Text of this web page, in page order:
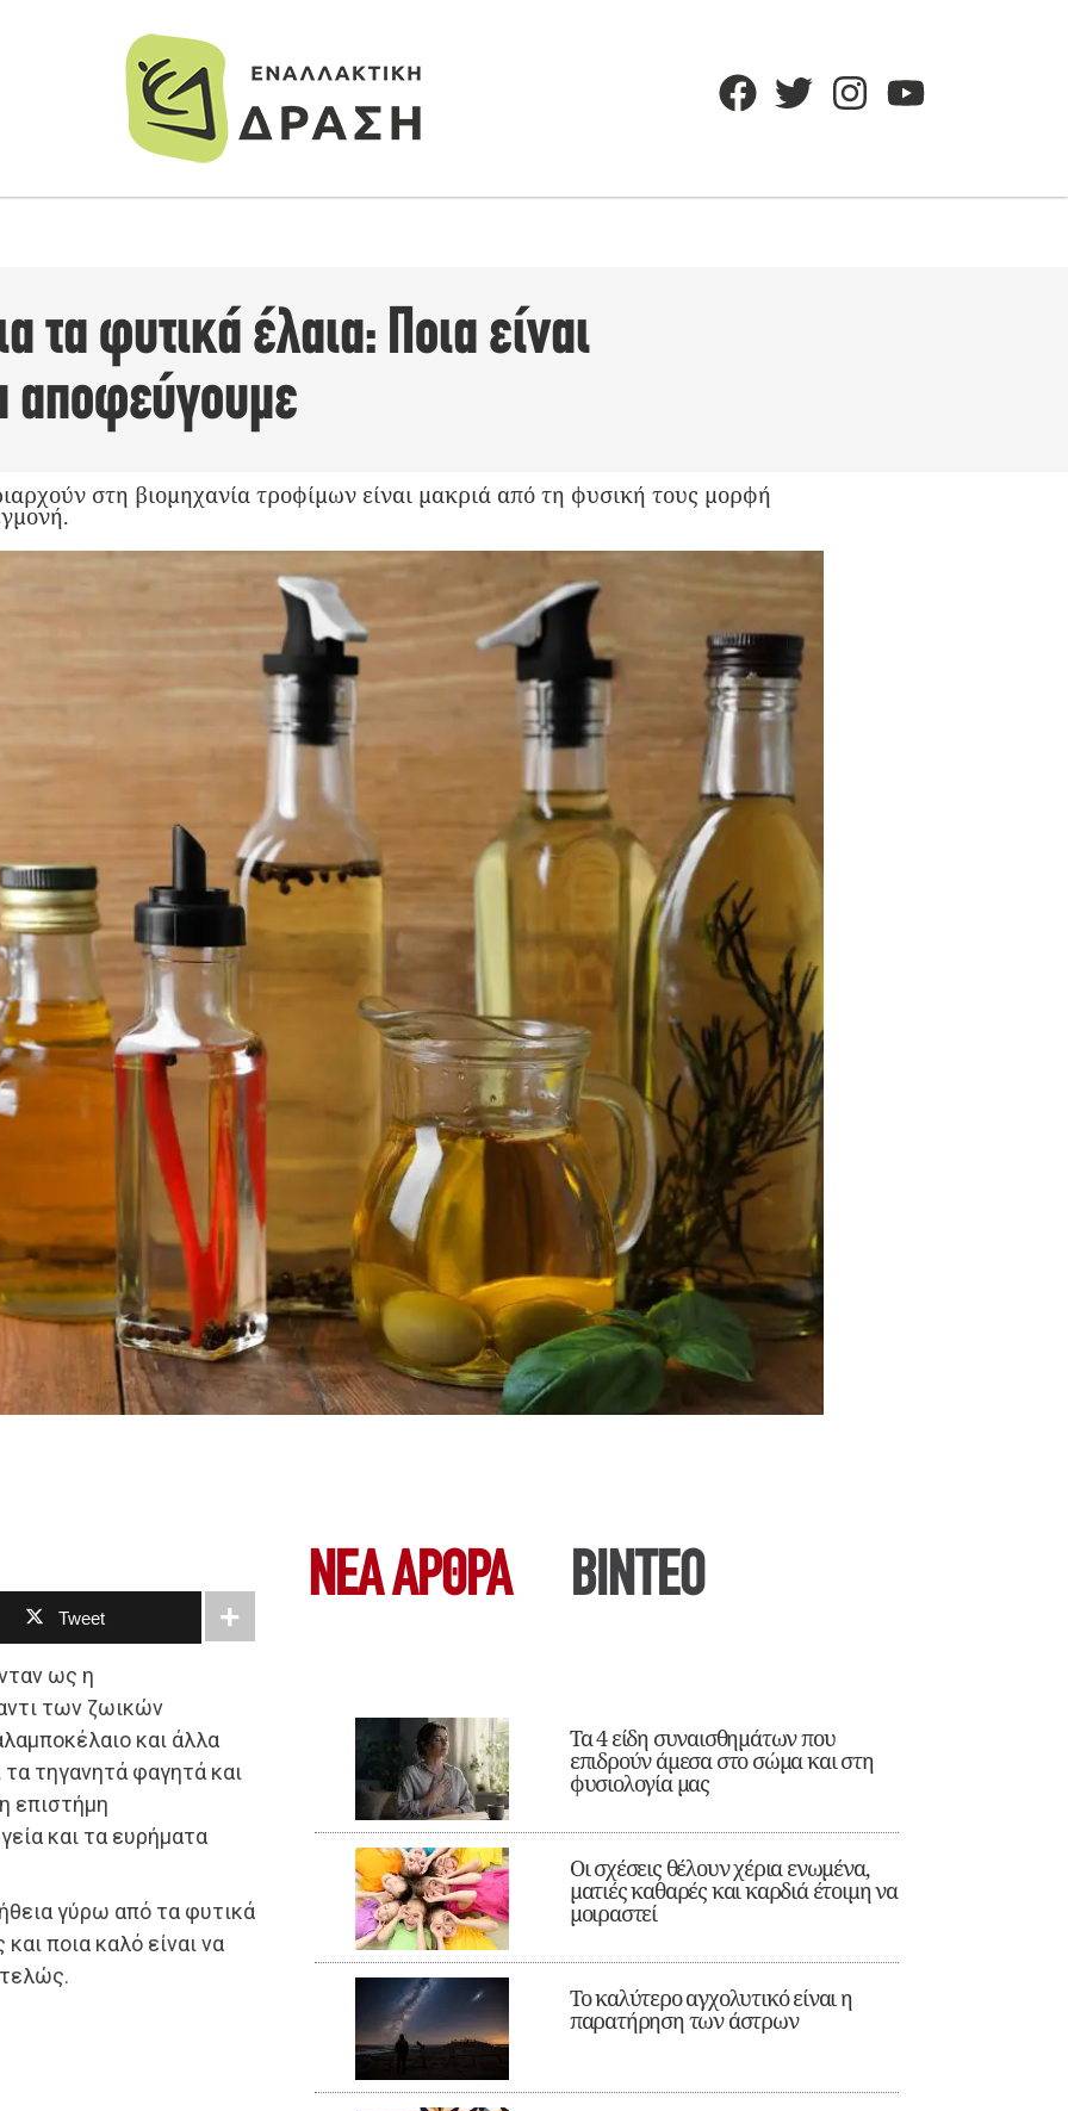
τα φυτικά έλαια: Ποια είναι
αποφεύγουμε
στη βιομηχανία τροφίμων είναι μακριά από τη φυσική τους μορφή
Tweet
ως η
των ζωικών
και άλλα
τηγανητά φαγητά και
επιστήμη
και τα ευρήματα
γύρω από τα φυτικά
ποια καλό είναι να
ΝΕΑ ΆΡΘΡΑ ΒΙΝΤΕΟ
Τα 4 είδη συναισθημάτων που
επιδρούν άμεσα στο σώμα και στη
φυσιολογία μας
Οι σχέσεις θέλουν χέρια ενωμένα,
ματιές καθαρές και καρδιά έτοιμη να
μοιραστεί
Το καλύτερο αγχολυτικό είναι η
παρατήρηση των άστρων